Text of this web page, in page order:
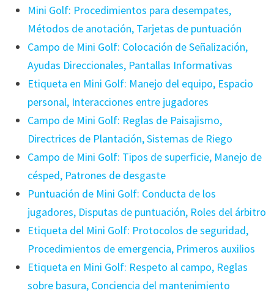
Mini Golf: Procedimientos para desempates,
Métodos de anotación, Tarjetas de puntuación
Campo de Mini Golf: Colocación de Señalización,
Ayudas Direccionales, Pantallas Informativas
Etiqueta en Mini Golf: Manejo del equipo, Espacio
personal, Interacciones entre jugadores
Campo de Mini Golf: Reglas de Paisajismo,
Directrices de Plantación, Sistemas de Riego
Campo de Mini Golf: Tipos de superficie, Manejo de
césped, Patrones de desgaste
Puntuación de Mini Golf: Conducta de los
jugadores, Disputas de puntuación, Roles del árbitro
Etiqueta del Mini Golf: Protocolos de seguridad,
Procedimientos de emergencia, Primeros auxilios
Etiqueta en Mini Golf: Respeto al campo, Reglas
sobre basura, Conciencia del mantenimiento